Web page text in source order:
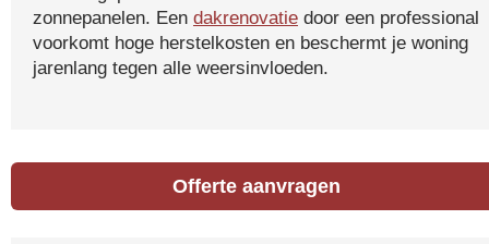
zonnepanelen. Een dakrenovatie door een professional
voorkomt hoge herstelkosten en beschermt je woning
jarenlang tegen alle weersinvloeden.
Offerte aanvragen